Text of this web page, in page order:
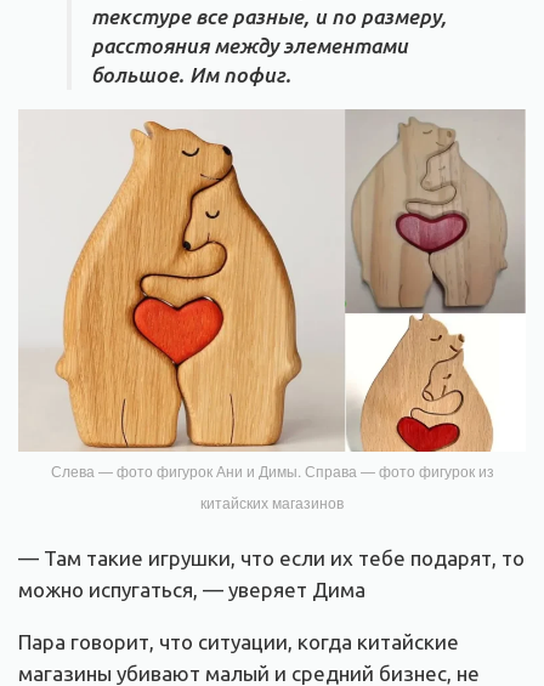
текстуре все разные, и по размеру,
расстояния между элементами
большое. Им пофиг.
Слева — фото фигурок Ани и Димы. Справа — фото фигурок из
китайских магазинов
— Там такие игрушки, что если их тебе подарят, то
можно испугаться, — уверяет Дима
Пара говорит, что ситуации, когда китайские
магазины убивают малый и средний бизнес, не